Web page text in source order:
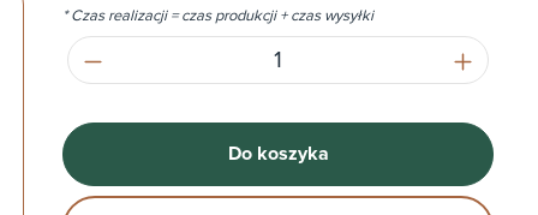
* Czas realizacji = czas produkcji + czas wysyłki
Ilość produktu: Wprowadź żądaną
Do koszyka